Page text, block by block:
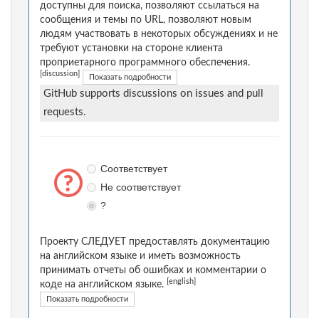
доступны для поиска, позволяют ссылаться на
сообщения и темы по URL, позволяют новым
людям участвовать в некоторых обсуждениях и не
требуют установки на стороне клиента
проприетарного программного обеспечения.
[discussion] Показать подробности
GitHub supports discussions on issues and pull
requests.
Соответствует
Не соответствует
?
Проекту СЛЕДУЕТ предоставлять документацию
на английском языке и иметь возможность
принимать отчеты об ошибках и комментарии о
коде на английском языке.
[english]
Показать подробности